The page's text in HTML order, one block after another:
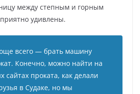
между степным и горным
удивлены.
всего — брать машину
Конечно, можно найти на
сайтах проката, как делали
в Судаке, но мы